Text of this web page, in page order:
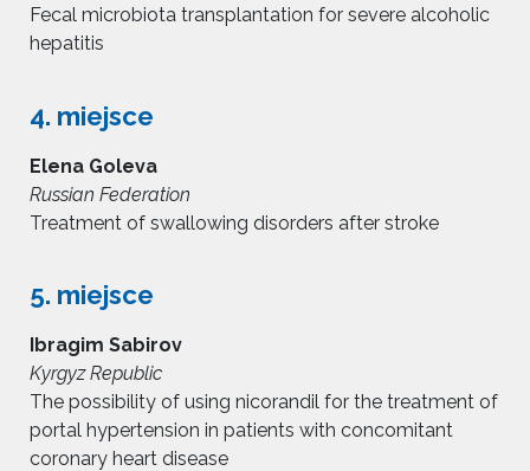
Fecal microbiota transplantation for severe alcoholic
hepatitis
4. miejsce
Elena Goleva
Russian Federation
Treatment of swallowing disorders after stroke
5. miejsce
Ibragim Sabirov
Kyrgyz Republic
The possibility of using nicorandil for the treatment of
portal hypertension in patients with concomitant
coronary heart disease